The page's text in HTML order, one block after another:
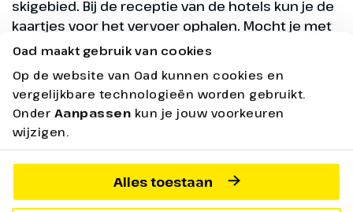
Oad maakt gebruik van cookies
Op de website van Oad kunnen cookies en
vergelijkbare technologieën worden gebruikt.
Onder Aanpassen kun je jouw voorkeuren
wijzigen.
Alles toestaan
skigebied. Bij de receptie van de hotels kun je de
kaartjes voor het vervoer ophalen. Mocht je met
een auto naar Marmot Basin rijden, het beschikt
makkelijk kwijt kunt.